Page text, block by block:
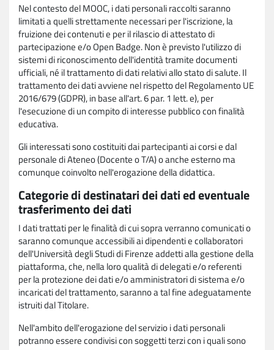
Nel contesto del MOOC, i dati personali raccolti saranno
limitati a quelli strettamente necessari per l'iscrizione, la
fruizione dei contenuti e per il rilascio di attestato di
partecipazione e/o Open Badge. Non è previsto l'utilizzo di
sistemi di riconoscimento dell'identità tramite documenti
ufficiali, né il trattamento di dati relativi allo stato di salute. Il
trattamento dei dati avviene nel rispetto del Regolamento UE
2016/679 (GDPR), in base all'art. 6 par. 1 lett. e), per
l'esecuzione di un compito di interesse pubblico con finalità
educativa.
Gli interessati sono costituiti dai partecipanti ai corsi e dal
personale di Ateneo (Docente o T/A) o anche esterno ma
comunque coinvolto nell'erogazione della didattica.
Categorie di destinatari dei dati ed eventuale
trasferimento dei dati
I dati trattati per le finalità di cui sopra verranno comunicati o
saranno comunque accessibili ai dipendenti e collaboratori
dell'Università degli Studi di Firenze addetti alla gestione della
piattaforma, che, nella loro qualità di delegati e/o referenti
per la protezione dei dati e/o amministratori di sistema e/o
incaricati del trattamento, saranno a tal fine adeguatamente
istruiti dal Titolare.
Nell'ambito dell'erogazione del servizio i dati personali
potranno essere condivisi con soggetti terzi con i quali sono